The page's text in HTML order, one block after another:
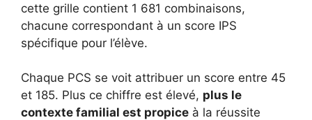
cette grille contient 1 681 combinaisons,
chacune correspondant à un score IPS
spécifique pour l’élève.
Chaque PCS se voit attribuer un score entre 45
et 185. Plus ce chiffre est élevé, plus le
contexte familial est propice à la réussite